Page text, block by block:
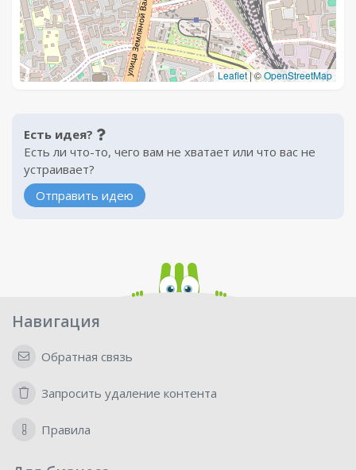
Leaflet|©OpenStreetMap
Есть идея?
Есть ли что-то, чего вам не хватает или что вас не
устраивает?
Отправить идею
Навигация
Обратная связь
Запросить удаление контента
Правила